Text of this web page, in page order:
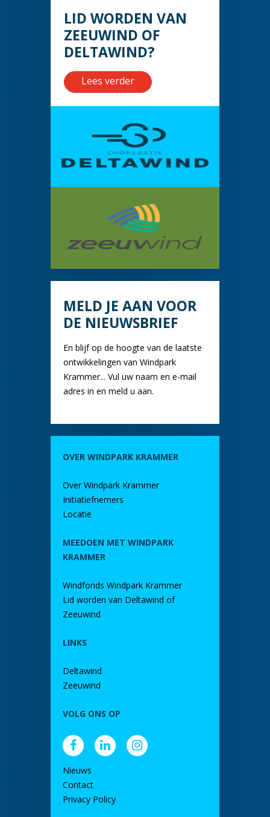
LID WORDEN VAN
ZEEUWIND OF
DELTAWIND?
Lees verder
MELD JE AAN VOOR
DE NIEUWSBRIEF
En blijf op de hoogte van de laatste
ontwikkelingen van Windpark
Krammer... Vul uw naam en e-mail
adres in en meld u aan.
OVER WINDPARK KRAMMER
Over Windpark Krammer
Initiatiefnemers
Locatie
MEEDOEN MET WINDPARK
KRAMMER
Windfonds Windpark Krammer
Lid worden van Deltawind of
Zeeuwind
LINKS
Deltawind
Zeeuwind
VOLG ONS OP
Nieuws
Contact
Privacy Policy